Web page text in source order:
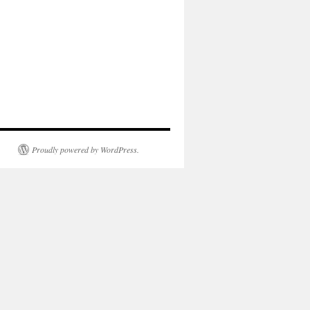
Proudly powered by WordPress.